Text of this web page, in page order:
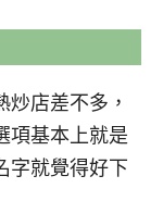
店差不多，
項基本上就是
字就覺得好下